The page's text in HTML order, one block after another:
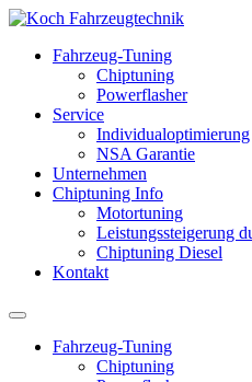
Fahrzeug-Tuning
Chiptuning
Powerflasher
Service
Individualoptimierung
NSA Garantie
Unternehmen
Chiptuning Info
Motortuning
Leistungssteigerung
Chiptuning Diesel
Kontakt
Fahrzeug-Tuning
Chiptuning